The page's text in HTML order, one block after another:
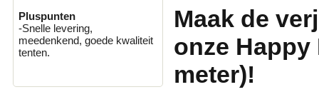
Pluspunten
-Snelle levering,
meedenkend, goede kwaliteit
tenten.
Maak de
onze
meter)!